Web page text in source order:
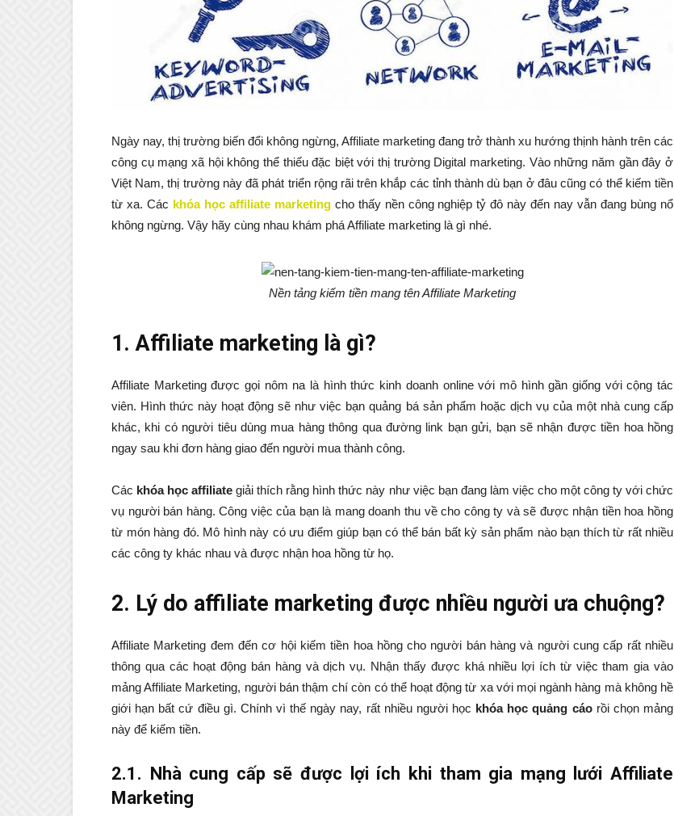
Ngày nay, thị trường biến đổi không ngừng, Affiliate marketing đang trở thành xu hướng thịnh hành trên các
công cụ mạng xã hội không thể thiếu đặc biệt với thị trường Digital marketing. Vào những năm gần đây ở
Việt Nam, thị trường này đã phát triển rộng rãi trên khắp các tỉnh thành dù bạn ở đâu cũng có thể kiếm tiền
từ xa. Các khóa học affiliate marketing cho thấy nền công nghiệp tỷ đô này đến nay vẫn đang bùng nổ
không ngừng. Vậy hãy cùng nhau khám phá Affiliate marketing là gì nhé.
Nền tảng kiếm tiền mang tên Affiliate Marketing
1. Affiliate marketing là gì?
Affiliate Marketing được gọi nôm na là hình thức kinh doanh online với mô hình gần giống với cộng tác
viên. Hình thức này hoạt động sẽ như việc bạn quảng bá sản phẩm hoặc dịch vụ của một nhà cung cấp
khác, khi có người tiêu dùng mua hàng thông qua đường link bạn gửi, bạn sẽ nhận được tiền hoa hồng
ngay sau khi đơn hàng giao đến người mua thành công.
Các khóa học affiliategiải thích rằng hình thức này như việc bạn đang làm việc cho một công ty với chức
vụ người bán hàng. Công việc của bạn là mang doanh thu về cho công ty và sẽ được nhận tiền hoa hồng
từ món hàng đó. Mô hình này có ưu điểm giúp bạn có thể bán bất kỳ sản phẩm nào bạn thích từ rất nhiều
các công ty khác nhau và được nhận hoa hồng từ họ.
2. Lý do affiliate marketing được nhiều người ưa chuộng?
Affiliate Marketing đem đến cơ hội kiếm tiền hoa hồng cho người bán hàng và người cung cấp rất nhiều
thông qua các hoạt động bán hàng và dịch vụ. Nhận thấy được khá nhiều lợi ích từ việc tham gia vào
mảng Affiliate Marketing, người bán thậm chí còn có thể hoạt động từ xa với mọi ngành hàng mà không hề
giới hạn bất cứ điều gì. Chính vì thế ngày nay, rất nhiều người học khóa học quảng cáorồi chọn mảng
này để kiếm tiền.
2.1. Nhà cung cấp sẽ được lợi ích khi tham gia mạng lưới Affiliate
Marketing